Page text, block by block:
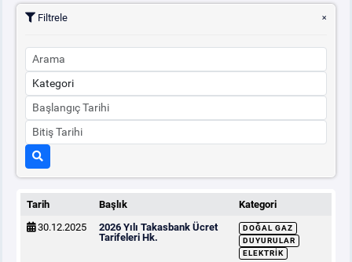
PİYASAKAYITSÜRECİ
SERBEST TÜKETİCİ
MALİ UZLAŞTIRMA
TEMİNAT
BÜLTENLER
DUYURULAR
Filtrele
Tarih Başlık
Kategori
30.12.2025
2026 Yılı Takasbank Ücret
Tarifeleri Hk.
DOĞAL GAZ
DUYURULAR
ELEKTRIK